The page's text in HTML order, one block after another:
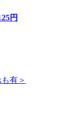
円
有＞